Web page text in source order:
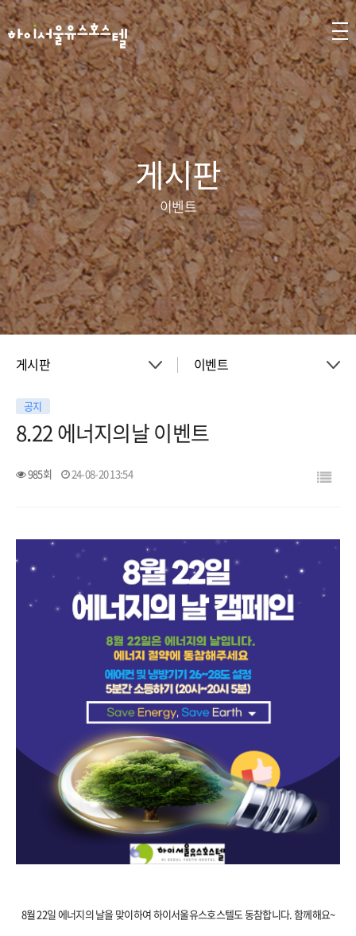
게시판
이벤트
게시판
About
객실
청소년 프로그램
이벤트
아트월갤러리
서울가이드신청
FAQ
공지
8.22 에너지의날 이벤트
985회 24-08-20 13:54
8월 22일 에너지의 날을 맞이하여 하이서울유스호스텔도 동참합니다. 함께해요~